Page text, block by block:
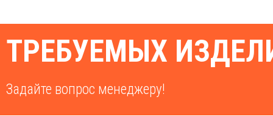
ТРЕБУЕМЫХ
Задайте вопрос менеджеру!